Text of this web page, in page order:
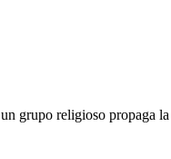
grupo religioso propaga